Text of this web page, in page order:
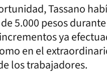
Tassano
5.000 pesos
ya
en el
los trabajadores.